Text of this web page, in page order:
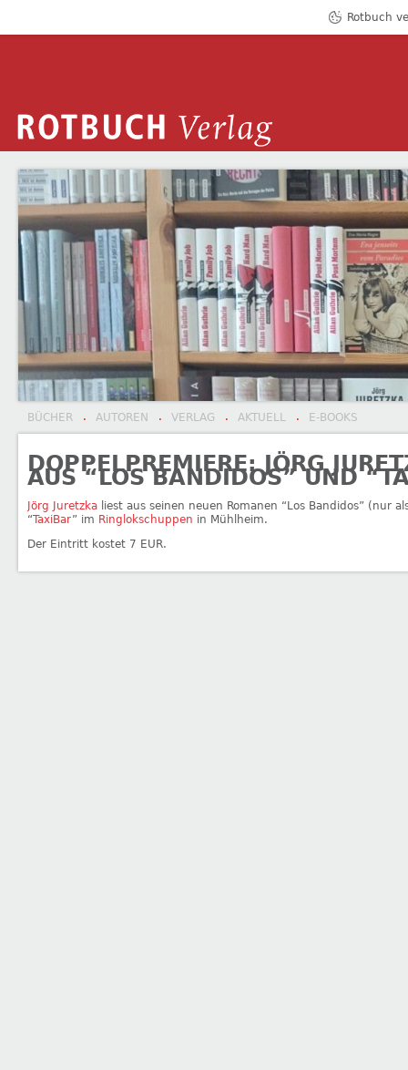
Rotbuch
ROTBUCH VERLAG
DOPPELPREMIERE: JÖRG JURETZKA
BÜCHER · AUTOREN · VERLAG · AKTUELL · E-BOOKS
DOPPELPREMIERE: JÖRG
AUS “LOS BANDIDOS” UND
Jörg Juretzka liest aus seinen neuen Romanen “Los Bandidos” (nur
“TaxiBar” im Ringlokschuppen in Mühlheim.
Der Eintritt kostet 7 EUR.
←Jörg-Juretzka-Lesung – »Freakshow« Nedim Hazar liest im FHXB